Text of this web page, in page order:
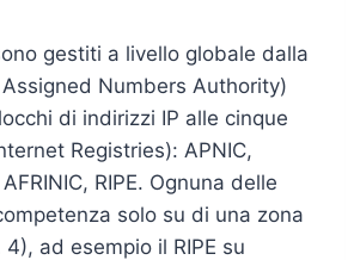
gestiti a livello globale dalla
Numbers Authority)
di indirizzi IP alle cinque
Registries): APNIC,
RIPE. Ognuna delle
solo su di una zona
ad esempio il RIPE su